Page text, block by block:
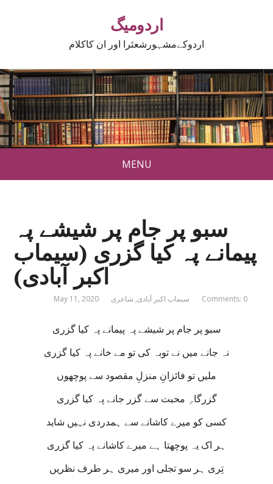
اردومیگ
اردوکےمشہورشعئرا اور ان کاکلام
MENU
سبو پر جام پر شیشے پہ
پیمانے پہ کیا گزری (سیماب
اکبر آبادی)
May 11, 2020 سیماب اکبر آبادی, شاعری Comments: 0
سبو پر جام پر شیشے پہ پیمانے پہ کیا گزری
نہ جانے میں نے توبہ کی تو مے خانے پہ کیا گزری
ملیں تو فائزانِ منزلِ مقصود سے پوچھوں
گزرگاہِ محبت سے گزر جانے پہ کیا گزری
کسی کو میرے کاشانے سے ہمدردی نہیں شاید
ہر اک یہ پوچھتا ہے میرے کاشانے پہ کیا گزری
تِری ہر سو تجلی اور میری ہر طرف نظریں